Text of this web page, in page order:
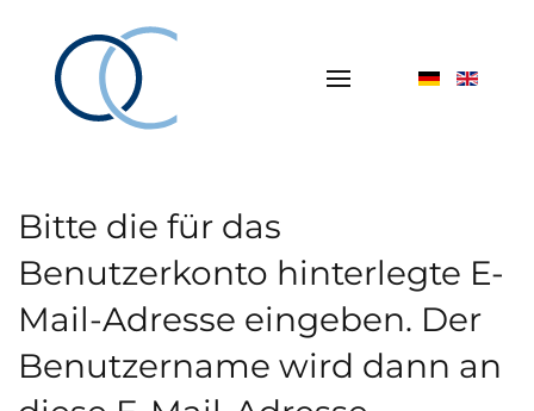
Bitte die für das
Benutzerkonto hinterlegte E-
Mail-Adresse eingeben. Der
Benutzername wird dann an